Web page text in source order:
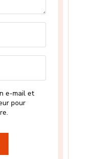
e-mail et
pour